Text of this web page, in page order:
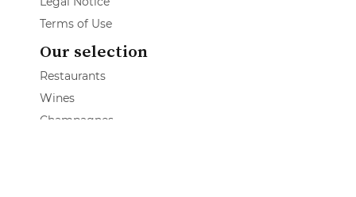
Terms of Use
Our selection
Restaurants
Wines
Champagnes